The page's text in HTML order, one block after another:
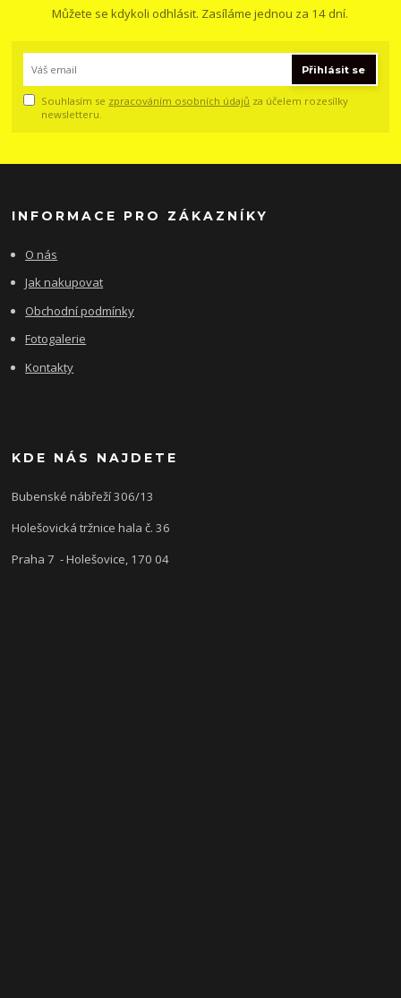
Můžete se kdykoli odhlásit. Zasíláme jednou za 14 dní.
Přihlásit se
Souhlasím se zpracováním osobních údajů za účelem rozesílky
newsletteru.
INFORMACE PRO ZÁKAZNÍKY
O nás
Jak nakupovat
Obchodní podmínky
Fotogalerie
Kontakty
KDE NÁS NAJDETE
Bubenské nábřeží 306/13
Holešovická tržnice hala č. 36
Praha 7 - Holešovice, 170 04